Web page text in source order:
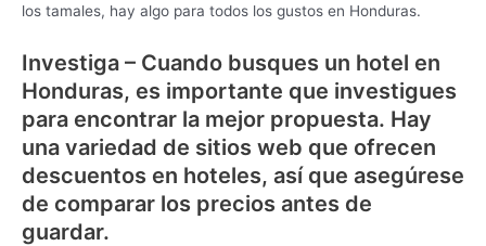
los tamales, hay algo para todos los gustos en Honduras.
Investiga – Cuando busques un hotel en
Honduras, es importante que investigues
para encontrar la mejor propuesta. Hay
una variedad de sitios web que ofrecen
descuentos en hoteles, así que asegúrese
de comparar los precios antes de
guardar.